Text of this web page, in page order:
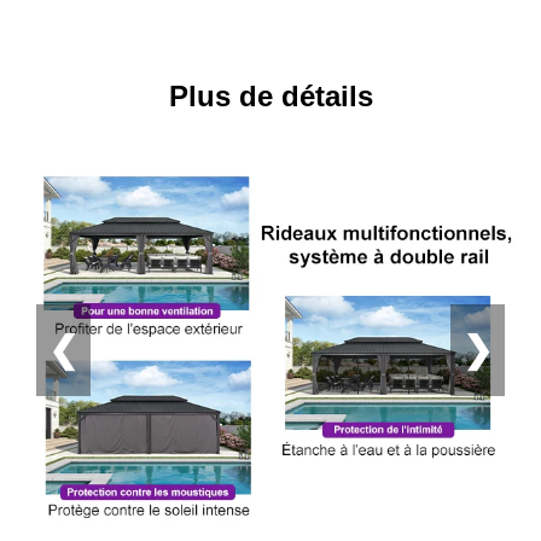
Plus de détails
❮ ❯